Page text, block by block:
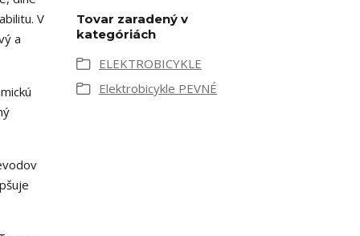
V
a
Tovar zaradený v
kategóriách
ELEKTROBICYKLE
Elektrobicykle PEVNÉ